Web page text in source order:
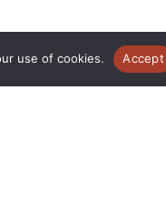
use of cookies. Accept